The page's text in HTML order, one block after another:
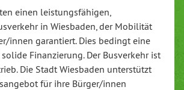
einen leistungsfähigen,
in Wiesbaden, der Mobilität
innen garantiert. Dies bedingt eine
Finanzierung. Der Busverkehr ist
Die Stadt Wiesbaden unterstützt
für ihre Bürger/innen